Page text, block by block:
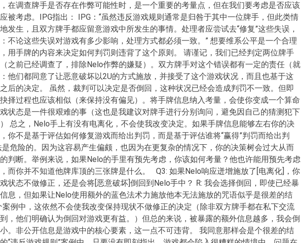
在调查牌手是否存在作弊可能性时，是一个重要的考量点，但在我们要考虑是否应该
被考虑。IPG指出： IPG：“虽然违反游戏规则通常是归咎于其中一位牌手，但此类情
发生，且双方牌手都应留意游戏中所发生的事情。处理者应尝试去“修复”这些失误，
不论这些失误对游戏有多少影响，处理方式都必须一致。” 想要维系公平是一个合理
用手牌的内容来决定如何判罚则违背了这个原则。 请谨记，我们已经判定两位牌手
之前已经调查了，排除Nelo作弊的嫌疑）。双方牌手对这个错误都有一定的责任（就
他们都同意了让恶意破坏以2U的方式施放，并接受了这个游戏状况，而且也基于这
后的决定。 虽然，裁判可以决定是否倒回，这种状况已经会造成判罚不一致。但即
择过程也应该相似（来保持没有偏见）。将手牌信息纳入考量，会使你变成一个算命
状态是一件很艰难的事（这也是我建议对牌手进行分别询问，避免因自己的猜测犯下
总之，Nelo手上有没有电离化，不会使我改变决定。如果手牌信息能够左右你的决
你不是基于评估如何修复游戏而给出判罚，而是基于评估谁将“赢得”判罚而给出判
危险的。因为这容易产生偏颇，也因为在更复杂的情况下，你的决策树会过大从而
判断。举例来说，如果Nelo的手里有预先考虑，你该如何考量？他也许能用预先考虑
而你并不知道他牌库顶的三张牌是什么。 Q3: 如果Nelo响应迸增施放了[电离化]，你
状态不做修正，还是会将[恶意破坏]倒回到Nelo手中？ R: 我会选择倒回，即使已经暴
息，但如果让Nelo使用额外的蓝色法术力施放他本无法施放的咒语似乎是很差的结
案例中，这依然不会使我改变保持现状不做修正的决定（除非双方牌手都在私下交流
，他们明确认为倒回对游戏更有益。）但总的来说，被暴露的额外信息越多，我会倒
。非公开信息是游戏中的核心要素，这一点不可违背。 我同意那样会是个很差的结